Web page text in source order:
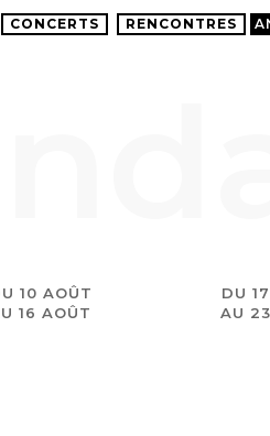
CONCERTS RENCONTRES
10 AOÛT
16 AOÛT
DU
AU